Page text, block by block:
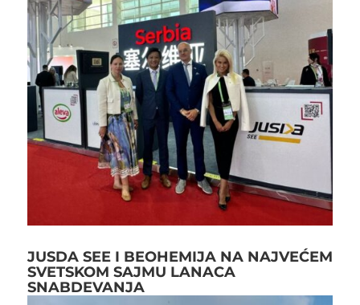
JUSDA SEE I BEOHEMIJA NA NAJVEĆEM
SVETSKOM SAJMU LANACA
SNABDEVANJA